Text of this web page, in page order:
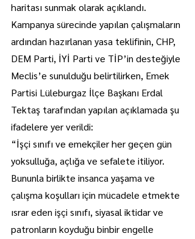
haritası sunmak olarak açıklandı.
Kampanya sürecinde yapılan çalışmaların
ardından hazırlanan yasa teklifinin, CHP,
DEM Parti, İYİ Parti ve TİP’in desteğiyle
Meclis’e sunulduğu belirtilirken, Emek
Partisi Lüleburgaz İlçe Başkanı Erdal
Tektaş tarafından yapılan açıklamada şu
ifadelere yer verildi:
“İşçi sınıfı ve emekçiler her geçen gün
yoksulluğa, açlığa ve sefalete itiliyor.
Bununla birlikte insanca yaşama ve
çalışma koşulları için mücadele etmekte
ısrar eden işçi sınıfı, siyasal iktidar ve
patronların koyduğu binbir engelle